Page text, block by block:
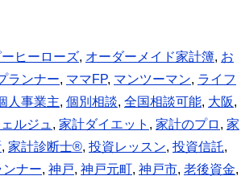
ヒーローズ, オーダーメイド家計簿, お
ランナー, ママFP, マンツーマン, ライフ
人事業主, 個別相談, 全国相談可能, 大阪,
ルジュ , 家計ダイエット , 家計のプロ , 家
, 家計診断士®︎, 投資レッスン, 投資信託,
ナー, 神戸, 神戸元町, 神戸市, 老後資金,